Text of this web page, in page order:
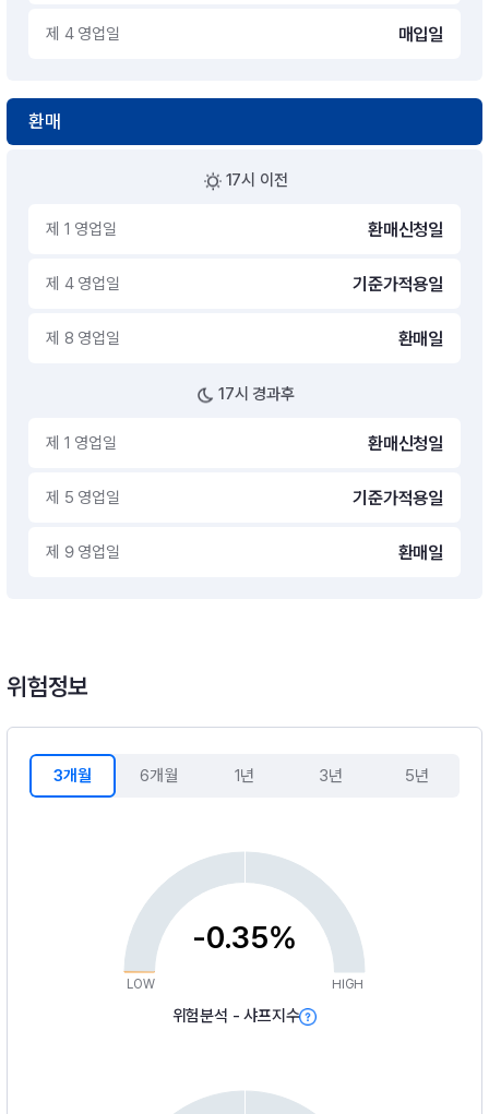
제 4 영업일 매입일
환매
17시 이전
제 1 영업일 환매신청일
제 4 영업일 기준가적용일
제 8 영업일 환매일
17시 경과후
제 1 영업일 환매신청일
제 5 영업일 기준가적용일
제 9 영업일 환매일
위험정보
3개월 6개월 1년 3년 5년
-0.35%
LOW HIGH
위험분석 - 샤프지수